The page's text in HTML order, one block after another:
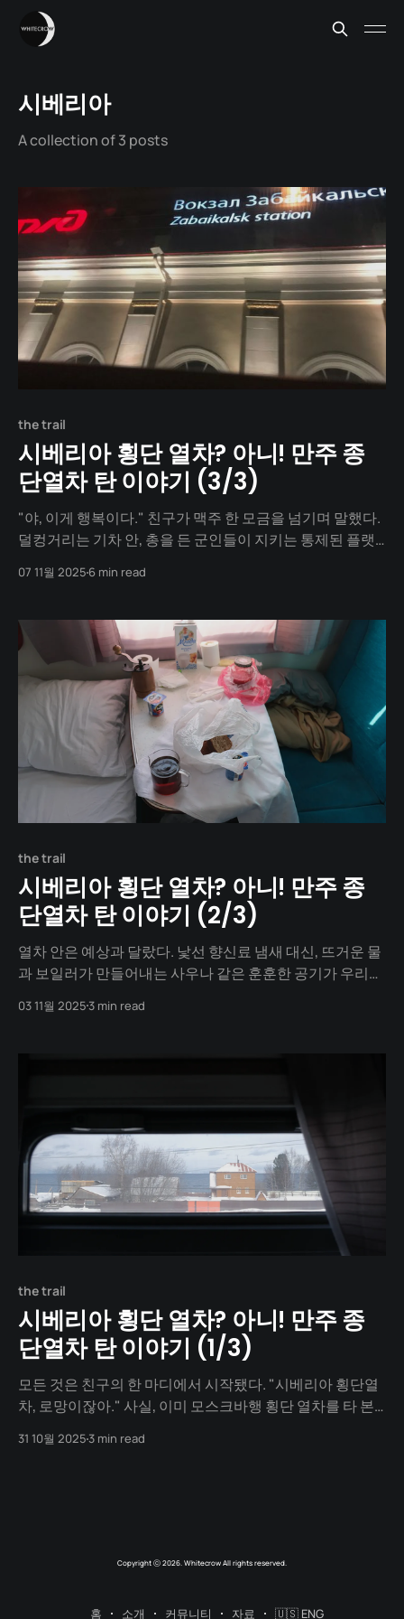
시베리아
A collection of 3 posts
the trail
시베리아 횡단 열차? 아니! 만주 종
단열차 탄 이야기 (3/3)
"야, 이게 행복이다." 친구가 맥주 한 모금을 넘기며 말했다.
덜컹거리는 기차 안, 총을 든 군인들이 지키는 통제된 플랫
모금이 우리 여행의 모든 것을 말해주고 있었다. 국경은 그
간, 중국 만저우리에서 또 5시간. 걸어서 5분이면
07 11월 2025 6 min read
the trail
시베리아 횡단 열차? 아니! 만주 종
단열차 탄 이야기 (2/3)
열차 안은 예상과 달랐다. 낯선 향신료 냄새 대신, 뜨거운 물
과 보일러가 만들어내는 사우나 같은 훈훈한 공기가 우리를
받을 수 있었다. 창밖은 온통 하얀 눈뿐이었다. 소리도, 거리
03 11월 20253 min read
the trail
시베리아 횡단 열차? 아니! 만주 종
단열차 탄 이야기 (1/3)
모든 것은 친구의 한 마디에서 시작됐다. "시베리아 횡단열
차, 로망이잖아." 사실, 이미 모스크바행 횡단 열차를 타 본
한 그에게, 똑같은 경험을 선물하고 싶지는 않았다. 뭔가 새
31 10월 20253 min read
Copyright ⓒ 2026. Whitecrow All rights reserved.
홈 소개 커뮤니티 자료 🇺🇸 ENG